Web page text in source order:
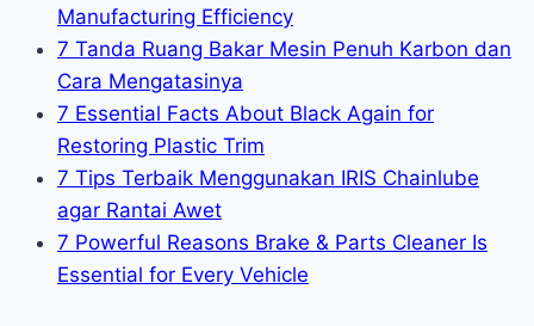
Manufacturing Efficiency
7 Tanda Ruang Bakar Mesin Penuh Karbon dan
Cara Mengatasinya
7 Essential Facts About Black Again for
Restoring Plastic Trim
7 Tips Terbaik Menggunakan IRIS Chainlube
agar Rantai Awet
7 Powerful Reasons Brake & Parts Cleaner Is
Essential for Every Vehicle